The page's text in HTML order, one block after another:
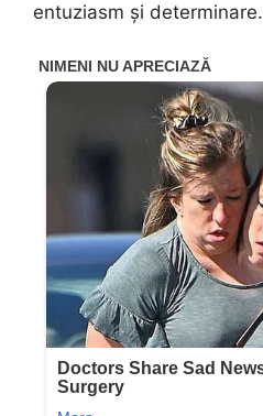
entuziasm și determinare.